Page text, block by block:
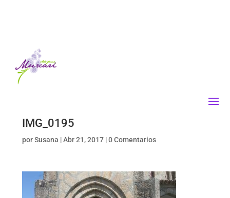
IMG_0195
porSusana |Abr 21, 2017|0 Comentarios